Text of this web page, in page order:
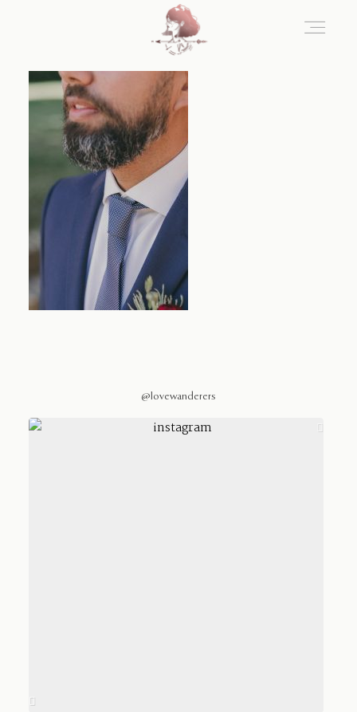
@lovewanderers
Home
Blog
Sobre Nosotros
Contacto